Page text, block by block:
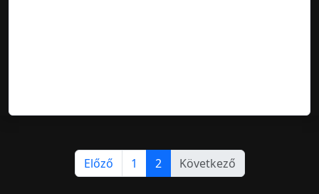
Előző 1 2 Következő